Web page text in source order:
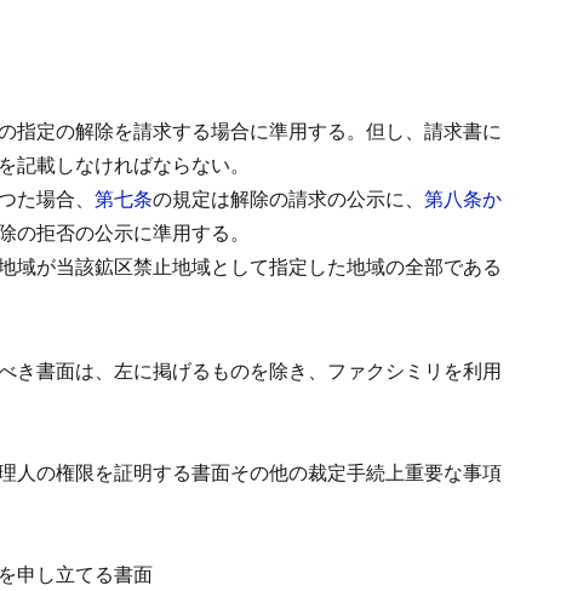
指定の解除を請求する場合に準用する。 但し、請求書に
載しなければならない。
場合、 第七条の規定は解除の請求の公示に、 第八条か
拒否の公示に準用する。
が当該鉱区禁止地域として指定した地域の全部である
き書面は、左に掲げるものを除き、ファクシミリを利用
人の権限を証明する書面その他の裁定手続上重要な事項
申し立てる書面